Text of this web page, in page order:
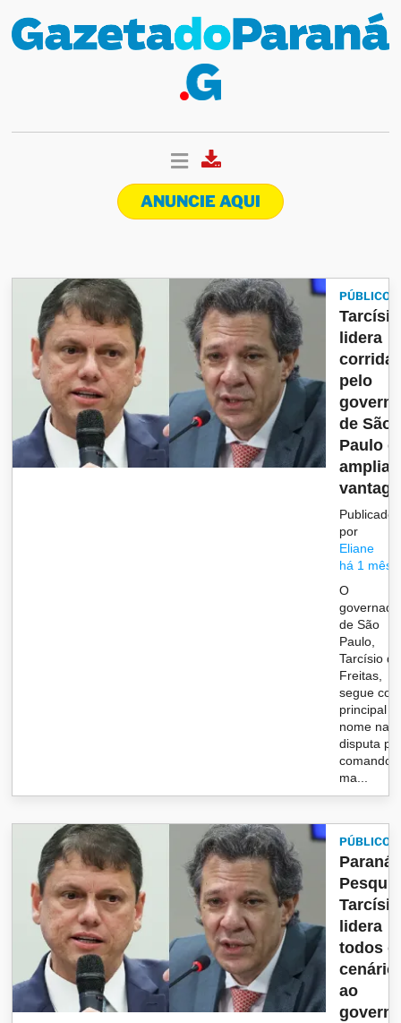
ANUNCIE AQUI
PÚBLICO
Tarcísio
lidera
corrida
pelo
de São
Paulo e
amplia
Publicado
por
Eliane
há 1 mês
O
de São
Paulo,
Tarcísio de
Freitas,
segue
principal
nome na
disputa
comando
ma...
PÚBLICO
Paraná
Tarcísio
lidera
todos
ao